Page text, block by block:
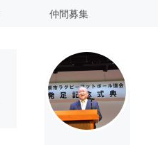
仲間募集